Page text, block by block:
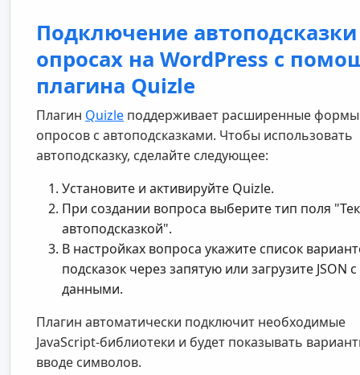
Подключение
опросах на WordPress с
плагина Quizle
Плагин Quizle поддерживает расширенные формы
опросов с автоподсказками. Чтобы использовать
автоподсказку, сделайте следующее:
Установите и активируйте Quizle.
При создании вопроса выберите тип поля
автоподсказкой".
В настройках вопроса укажите список
подсказок через запятую или загрузите JSON с
данными.
Плагин автоматически подключит необходимые
JavaScript-библиотеки и будет показывать
вводе символов.